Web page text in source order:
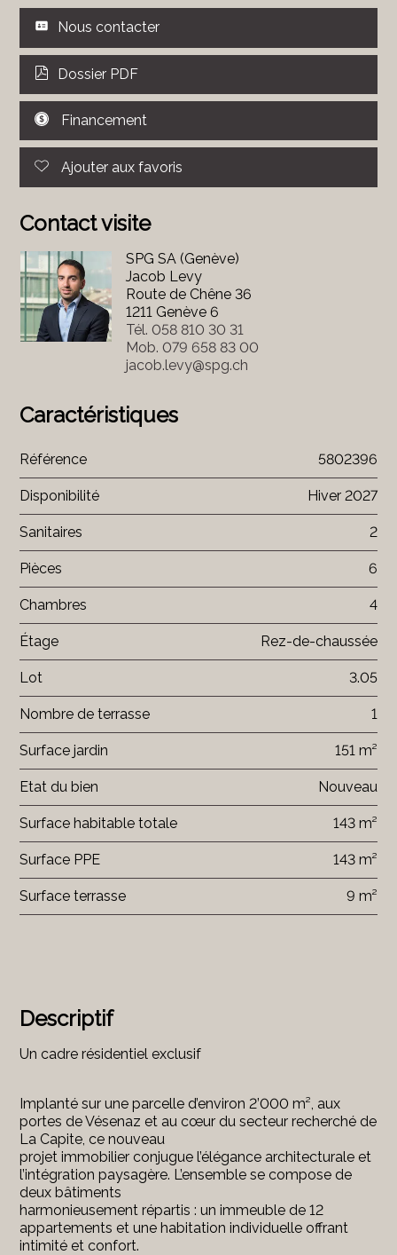
Descriptif
Un cadre résidentiel exclusif
Implanté sur une parcelle d’environ 2’000 m², aux
portes de Vésenaz et au cœur du secteur recherché de
La Capite, ce nouveau
projet immobilier conjugue l’élégance architecturale et
l’intégration paysagère. L’ensemble se compose de
deux bâtiments
harmonieusement répartis : un immeuble de 12
appartements et une habitation individuelle offrant
intimité et confort.
Nous contacter
Dossier PDF
Financement
Ajouter aux favoris
Contact visite
SPG SA (Genève)
Jacob Levy
Route de Chêne 36
1211 Genève 6
Tél. 058 810 30 31
Mob. 079 658 83 00
jacob.levy@spg.ch
Caractéristiques
Référence 5802396
Disponibilité Hiver 2027
Sanitaires 2
Pièces 6
Chambres 4
Étage Rez-de-chaussée
Lot 3.05
Nombre de terrasse 1
Surface jardin 151 m²
Etat du bien Nouveau
Surface habitable totale 143 m²
Surface PPE 143 m²
Surface terrasse 9 m²